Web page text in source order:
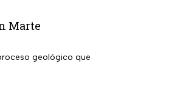
Marte
geológico que